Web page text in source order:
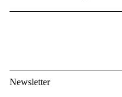
Newsletter